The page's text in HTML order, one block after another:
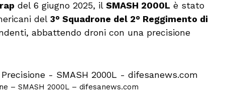
del 6 giugno 2025, il SMASH 2000L è stato
del 3° Squadrone del 2° Reggimento di
abbattendo droni con una precisione
– SMASH 2000L – difesanews.com